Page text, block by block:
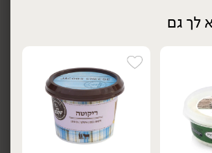
יח׳
22.90
₪
/
גבינת סטרצ'טלה 24% - גד
150 גרם
15.27 ₪ ל-100 גרם
לך גם